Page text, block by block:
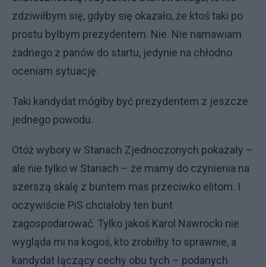
zdziwiłbym się, gdyby się okazało, że ktoś taki po
prostu byłbym prezydentem. Nie. Nie namawiam
żadnego z panów do startu, jedynie na chłodno
oceniam sytuację.
Taki kandydat mógłby być prezydentem z jeszcze
jednego powodu.
Otóż wybory w Stanach Zjednoczonych pokazały –
ale nie tylko w Stanach – że mamy do czynienia na
szerszą skalę z buntem mas przeciwko elitom. I
oczywiście PiS chciałoby ten bunt
zagospodarować. Tylko jakoś Karol Nawrocki nie
wygląda mi na kogoś, kto zrobiłby to sprawnie, a
kandydat łączący cechy obu tych – podanych